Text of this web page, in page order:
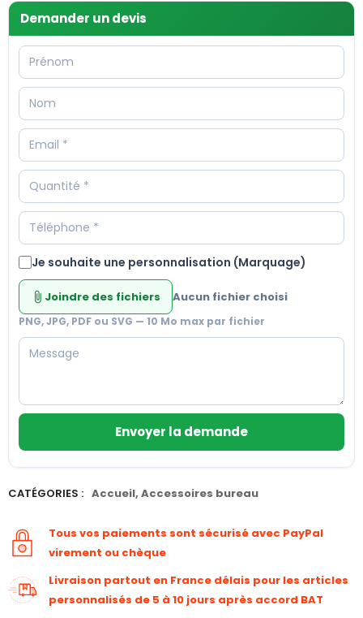
Demander un devis
Je souhaite une personnalisation (Marquage)
attach_file Joindre des fichiers Aucun fichier choisi
PNG, JPG, PDF ou SVG — 10 Mo max par fichier
Envoyer la demande
CATÉGORIES : Accueil, Accessoires bureau
Tous vos paiements sont sécurisé avec PayPal
virement ou chèque
Livraison partout en France délais pour les articles
personnalisés de 5 à 10 jours après accord BAT